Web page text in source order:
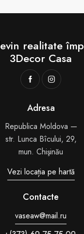
realitate
3Decor Casa
Adresa
Republica Moldova —
str. Lunca Bîcului, 29,
mun. Chişinău
Vezi locația pe hartă
Contacte
vaseaw@mail.ru